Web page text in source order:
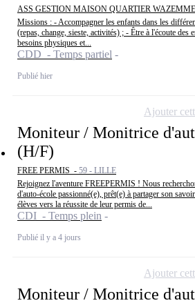
ASS GESTION MAISON QUARTIER
Missions : - Accompagner les enfants dans les
(repas, change, sieste, activités) ; - Être à l'écoute des
besoins physiques et...
CDD - Temps partiel
Publié hier
Moniteur / Monitrice
(H/F)
FREE PERMIS - 59 - LILLE
Rejoignez l'aventure FREEPERMIS ! Nous
d'auto-école passionné(e), prêt(e) à partager son
élèves vers la réussite de leur permis de...
CDI - Temps plein
Publié il y a 4 jours
Ajouter
Moniteur / Monitrice
Ajouter